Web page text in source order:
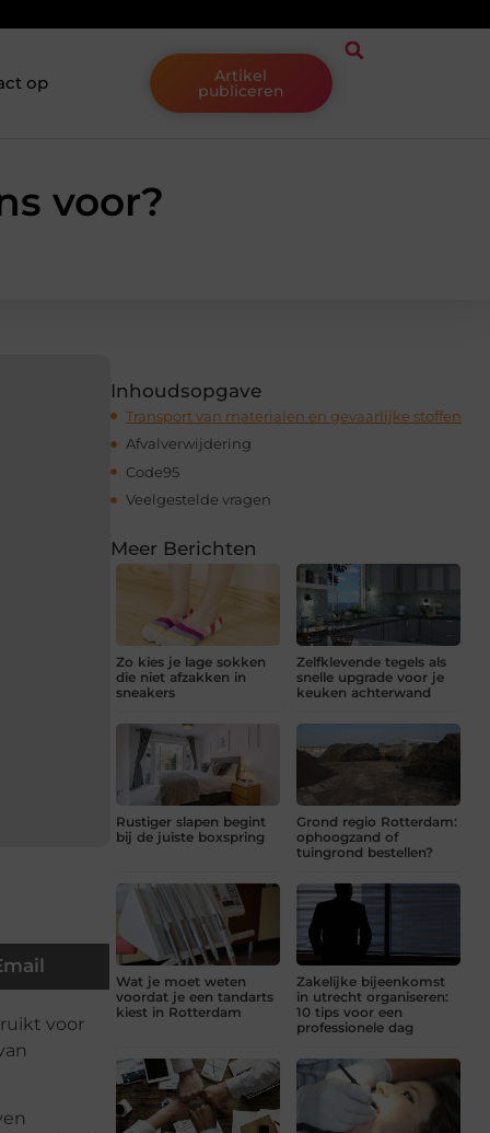
op Artikel
publiceren
voor?
voor
Inhoudsopgave
Transport van materialen en gevaarlijke stoffen
Afvalverwijdering
Code95
Veelgestelde vragen
Meer Berichten
Zo kies je lage sokken
die niet afzakken in
sneakers
Zelfklevende tegels als
snelle upgrade voor je
keuken achterwand
Rustiger slapen begint
bij de juiste boxspring
Grond regio Rotterdam:
ophoogzand of
tuingrond bestellen?
Wat je moet weten
voordat je een tandarts
kiest in Rotterdam
Zakelijke bijeenkomst
in utrecht organiseren:
10 tips voor een
professionele dag